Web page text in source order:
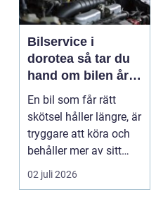
Bilservice i
dorotea så tar du
hand om bilen året
runt
En bil som får rätt
skötsel håller längre, är
tryggare att köra och
behåller mer av sitt
värde. I no...
02 juli 2026